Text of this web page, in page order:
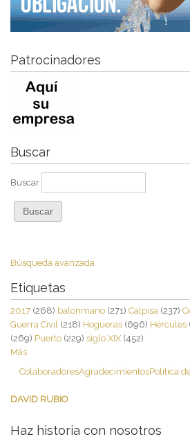
Patrocinadores
Buscar
Buscar
Búsqueda avanzada
Etiquetas
2017 (268) balonmano (271) Calpisa (237)
Guerra Civil (218) Hogueras (696) Hércules
(269) Puerto (229) siglo XIX (452)
Más
ColaboradoresAgradecimientosPolítica
DAVID RUBIO
Haz historia con nosotros